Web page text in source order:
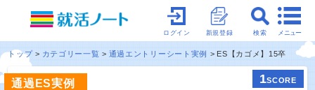
メニュー
検索
新規登録
ログイン
トップ カテゴリー一覧 通過エントリーシート実例 ES【カゴメ】15卒
通過ES実例 1SCORE